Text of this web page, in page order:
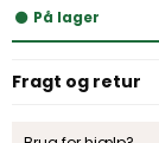
På lager
Fragt og retur